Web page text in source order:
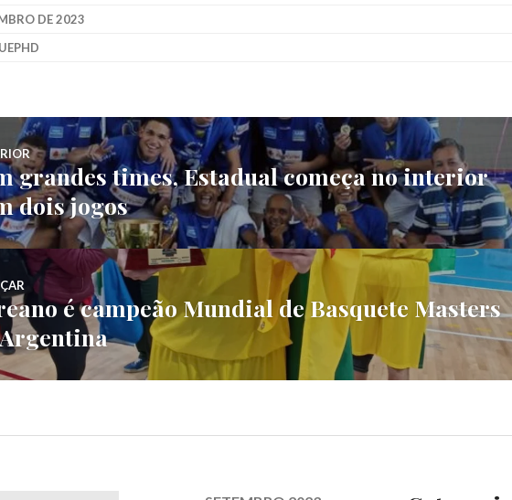
DE 2023
grandes times, Estadual começa no interior
dois jogos
é campeão Mundial de Basquete Masters